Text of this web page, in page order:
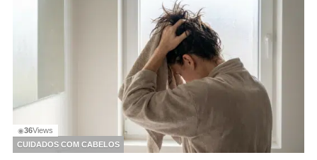
◉36Views
CUIDADOS COM CABELOS